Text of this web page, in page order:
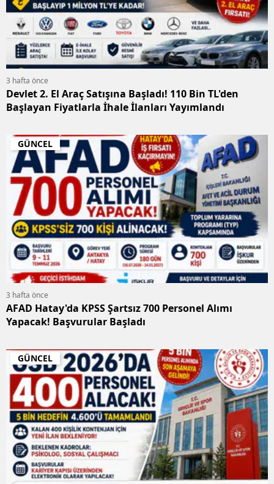
3 hafta önce
Devlet 2. El Araç Satışına Başladı! 110 Bin TL'den
Başlayan Fiyatlarla İhale İlanları Yayımlandı
GÜNCEL
3 hafta önce
AFAD Hatay'da KPSS Şartsız 700 Personel Alımı
Yapacak! Başvurular Başladı
GÜNCEL